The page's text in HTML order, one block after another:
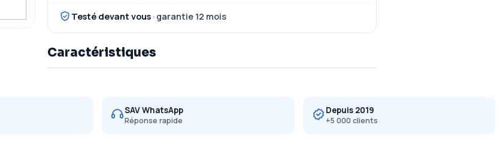
Testé devant vous · garantie 12 mois
Caractéristiques
SAV WhatsApp
Réponse rapide
Depuis 2019
+5 000 clients